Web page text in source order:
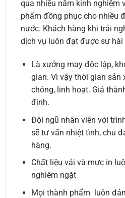
qua nhiều năm kinh nghiệm
phẩm đồng phục cho nhiều
nước. Khách hàng khi trải
dịch vụ luôn đạt được sự hài
Là xưởng may độc lập,
gian. Vì vậy thời gian sản
chóng, linh hoạt. Giá
định.
Đội ngũ nhân viên với
sẽ tư vấn nhiệt tình, chu
hàng.
Chất liệu vải và mực in
nghiêm ngặt
Mọi thành phẩm luôn